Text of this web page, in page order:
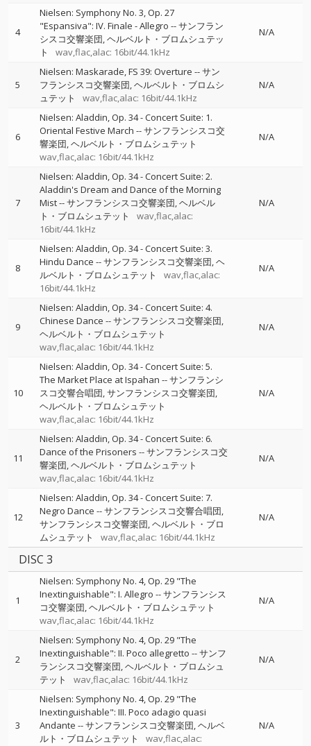
4
Nielsen: Symphony No. 3, Op. 27
"Espansiva": IV. Finale - Allegro --サンフラン
シスコ交響楽団 ヘルベルト・ブロムシュテッ
ト
wav,flac,alac: 16bit/44.1kHz
N/A
5
Nielsen: Maskarade, FS 39: Overture --サン
フランシスコ交響楽団 ヘルベルト・ブロムシ
ュテット
wav,flac,alac: 16bit/44.1kHz
N/A
6
Nielsen: Aladdin, Op. 34 - Concert Suite: 1.
Oriental Festive March --サンフランシスコ交
響楽団 ヘルベルト・ブロムシュテット
wav,flac,alac: 16bit/44.1kHz
N/A
7
Nielsen: Aladdin, Op. 34 - Concert Suite: 2.
Aladdin's Dream and Dance of the Morning
Mist--サンフランシスコ交響楽団 ヘルベル
ト・ブロムシュテット
wav,flac,alac:
16bit/44.1kHz
N/A
8
Nielsen: Aladdin, Op. 34 - Concert Suite: 3.
Hindu Dance --サンフランシスコ交響楽団 ヘ
ルベルト・ブロムシュテット
wav,flac,alac:
16bit/44.1kHz
N/A
9
Nielsen: Aladdin, Op. 34 - Concert Suite: 4.
Chinese Dance --サンフランシスコ交響楽団
ヘルベルト・ブロムシュテット
wav,flac,alac: 16bit/44.1kHz
N/A
10
Nielsen: Aladdin, Op. 34 - Concert Suite: 5.
The Market Place at Ispahan --サンフランシ
スコ交響合唱団 サンフランシスコ交響楽団
ヘルベルト・ブロムシュテット
wav,flac,alac: 16bit/44.1kHz
N/A
11
Nielsen: Aladdin, Op. 34 - Concert Suite: 6.
Dance of the Prisoners --サンフランシスコ交
響楽団 ヘルベルト・ブロムシュテット
wav,flac,alac: 16bit/44.1kHz
N/A
12
Nielsen: Aladdin, Op. 34 - Concert Suite: 7.
Negro Dance --サンフランシスコ交響合唱団
サンフランシスコ交響楽団 ヘルベルト・ブロ
ムシュテット
wav,flac,alac: 16bit/44.1kHz
N/A
DISC 3
1
Nielsen: Symphony No. 4, Op. 29 "The
Inextinguishable": I. Allegro --サンフランシス
コ交響楽団 ヘルベルト・ブロムシュテット
wav,flac,alac: 16bit/44.1kHz
N/A
2
Nielsen: Symphony No. 4, Op. 29 "The
Inextinguishable": II. Poco allegretto --サンフ
ランシスコ交響楽団 ヘルベルト・ブロムシュ
テット
wav,flac,alac: 16bit/44.1kHz
N/A
3
Nielsen: Symphony No. 4, Op. 29 "The
Inextinguishable": III. Poco adagio quasi
Andante --サンフランシスコ交響楽団 ヘルベ
ルト・ブロムシュテット
wav,flac,alac:
N/A